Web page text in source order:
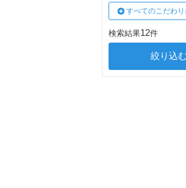
すべてのこだわ
検索結果12件